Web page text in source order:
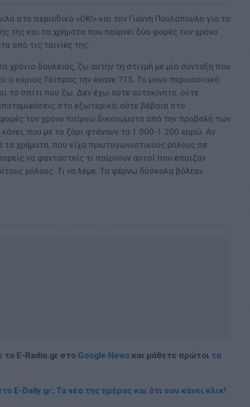
στο περιοδικό «ΟΚ!» και τον Γιάννη Πουλόπουλο για το
της και τα χρήματα που παίρνει δύο φορές τον χρόνο
από τις ταινίες της.
χρόνια δουλειάς, ζω αυτήν τη στιγμή με μία σύνταξη που
ο κύριος Τσίπρας την έκανε 715. Το μονο περιουσιακό
το σπίτι που ζω. Δεν έχω ούτε αυτοκίνητο, ούτε
στο εξωτερικό, ούτε βέβαια στο
τον χρόνο παίρνω δικαιώματα από την προβολή των
που με το ζόρι φτάνουν τα 1.000-1.200 ευρώ. Αν
χρήματα, που είχα πρωταγωνιστικούς ρόλους σε
να φανταστείς τι παίρνουν αυτοί που έπαιζαν
ρόλους. Τι να λέμε. Τα φέρνω δύσκολα βόλτα».
το E-Radio.gr στο Google News και μάθετε πρώτοι τα
E-Daily.gr; Τα νέα της ημέρας και ότι σου κάνει κλικ!